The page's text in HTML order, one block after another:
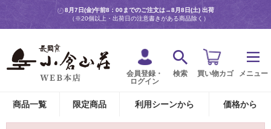
8月7日(金)午前8：00までのご注文は→8月8日(土) 出荷
（※20個以上・出荷日の注意書きがある商品除く）
会員登録・
ログイン
検索 買い物カゴ メニュー
商品一覧 限定商品 利用シーンから 価格から